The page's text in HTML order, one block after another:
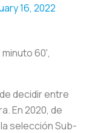
16, 2022
60',
decidir entre
En 2020, de
selección Sub-